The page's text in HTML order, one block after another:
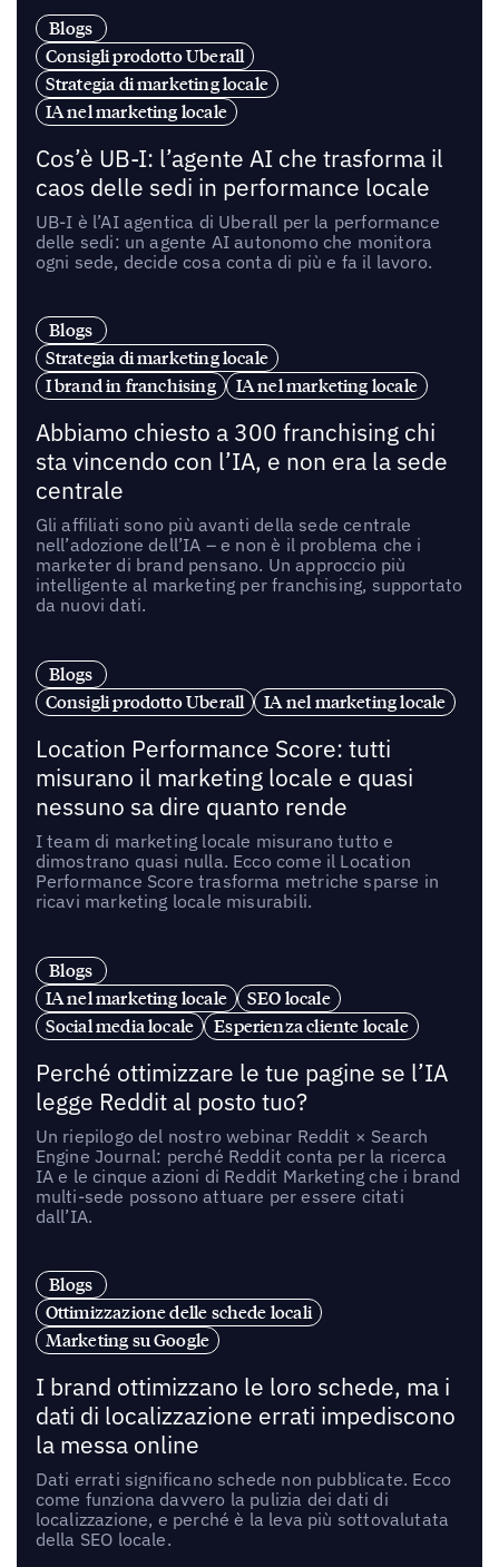
Blogs
Consigli prodotto Uberall
Strategia di marketing locale
IA nel marketing locale
Cos’è UB-I: l’agente AI che trasforma il
caos delle sedi in performance locale
UB-I è l’AI agentica di Uberall per la performance
delle sedi: un agente AI autonomo che monitora
ogni sede, decide cosa conta di più e fa il lavoro.
Blogs
Strategia di marketing locale
I brand in franchising
IA nel marketing locale
Abbiamo chiesto a 300 franchising chi
sta vincendo con l’IA, e non era la sede
centrale
Gli affiliati sono più avanti della sede centrale
nell’adozione dell’IA – e non è il problema che i
marketer di brand pensano. Un approccio più
intelligente al marketing per franchising, supportato
da nuovi dati.
Blogs
Consigli prodotto Uberall
IA nel marketing locale
Location Performance Score: tutti
misurano il marketing locale e quasi
nessuno sa dire quanto rende
I team di marketing locale misurano tutto e
dimostrano quasi nulla. Ecco come il Location
Performance Score trasforma metriche sparse in
ricavi marketing locale misurabili.
Blogs
IA nel marketing locale
SEO locale
Social media locale
Esperienza cliente locale
Perché ottimizzare le tue pagine se l’IA
legge Reddit al posto tuo?
Un riepilogo del nostro webinar Reddit × Search
Engine Journal: perché Reddit conta per la ricerca
IA e le cinque azioni di Reddit Marketing che i brand
multi-sede possono attuare per essere citati
dall’IA.
Blogs
Ottimizzazione delle schede locali
Marketing su Google
I brand ottimizzano le loro schede, ma i
dati di localizzazione errati impediscono
la messa online
Dati errati significano schede non pubblicate. Ecco
come funziona davvero la pulizia dei dati di
localizzazione, e perché è la leva più sottovalutata
della SEO locale.